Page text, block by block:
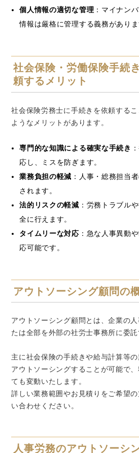
個人情報の適切な管理 ：マイナン
情報は厳格に管理する義務がありま
社会保険・労働保険手続
頼するメリット
社会保険労務士に手続きを依頼する
ようなメリットがあります。
専門的な知識による確実な手続き
応し、ミスを防ぎます。
業務負担の軽減 ：人事・総務担当
されます。
法的リスクの軽減 ：労務トラブル
全に行えます。
タイムリーな対応 ：急な人事異動
応可能です。
アウトソーシング顧問の
アウトソーシング顧問とは、企業の
たは全部を外部の社労士事務所に委託
主に社会保険の手続きや給与計算等
アウトソーシングすることが可能で
ても変動いたします。
詳しい業務範囲やお見積りをご希望
い合わせください。
人事労務のアウトソーシ